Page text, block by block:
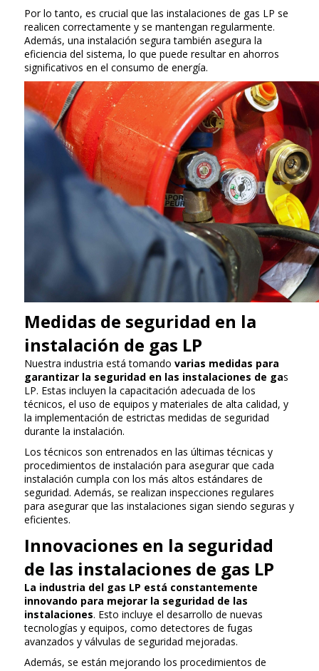
Por lo tanto, es crucial que las instalaciones de gas LP se
realicen correctamente y se mantengan regularmente.
Además, una instalación segura también asegura la
eficiencia del sistema, lo que puede resultar en ahorros
significativos en el consumo de energía.
Medidas de seguridad en la
instalación de gas LP
Nuestra industria está tomando varias medidas para
garantizar la seguridad en las instalaciones de gas
LP. Estas incluyen la capacitación adecuada de los
técnicos, el uso de equipos y materiales de alta calidad, y
la implementación de estrictas medidas de seguridad
durante la instalación.
Los técnicos son entrenados en las últimas técnicas y
procedimientos de instalación para asegurar que cada
instalación cumpla con los más altos estándares de
seguridad. Además, se realizan inspecciones regulares
para asegurar que las instalaciones sigan siendo seguras y
eficientes.
Innovaciones en la seguridad
de las instalaciones de gas LP
La industria del gas LP está constantemente
innovando para mejorar la seguridad de las
instalaciones. Esto incluye el desarrollo de nuevas
tecnologías y equipos, como detectores de fugas
avanzados y válvulas de seguridad mejoradas.
Además, se están mejorando los procedimientos de